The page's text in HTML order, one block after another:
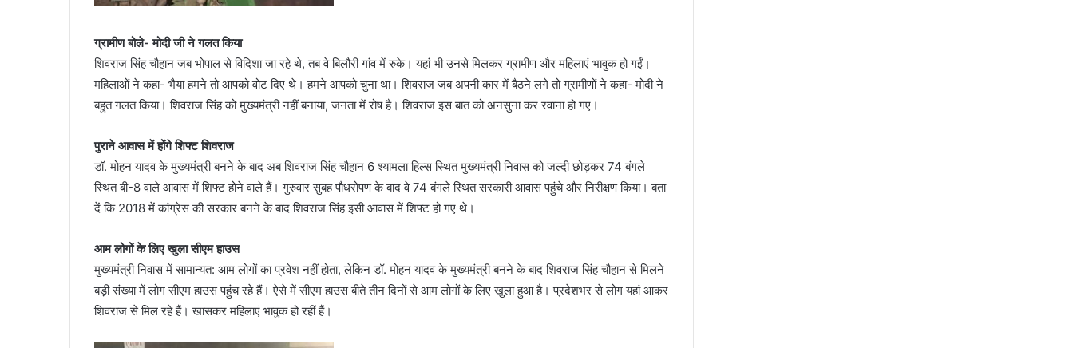
ग्रामीण बोले- मोदी जी ने गलत किया
शिवराज सिंह चौहान जब भोपाल से विदिशा जा रहे थे, तब वे बिलौरी गांव में रुके। यहां भी उनसे मिलकर ग्रामीण और महिलाएं भावुक हो गईं।
महिलाओं ने कहा- भैया हमने तो आपको वोट दिए थे। हमने आपको चुना था। शिवराज जब अपनी कार में बैठने लगे तो ग्रामीणों ने कहा- मोदी ने
बहुत गलत किया। शिवराज सिंह को मुख्यमंत्री नहीं बनाया, जनता में रोष है। शिवराज इस बात को अनसुना कर रवाना हो गए।
पुराने आवास में होंगे शिफ्ट शिवराज
डॉ. मोहन यादव के मुख्यमंत्री बनने के बाद अब शिवराज सिंह चौहान 6 श्यामला हिल्स स्थित मुख्यमंत्री निवास को जल्दी छोड़कर 74 बंगले
स्थित बी-8 वाले आवास में शिफ्ट होने वाले हैं। गुरुवार सुबह पौधरोपण के बाद वे 74 बंगले स्थित सरकारी आवास पहुंचे और निरीक्षण किया। बता
दें कि 2018 में कांग्रेस की सरकार बनने के बाद शिवराज सिंह इसी आवास में शिफ्ट हो गए थे।
आम लोगों के लिए खुला सीएम हाउस
मुख्यमंत्री निवास में सामान्यत: आम लोगों का प्रवेश नहीं होता, लेकिन डॉ. मोहन यादव के मुख्यमंत्री बनने के बाद शिवराज सिंह चौहान से मिलने
बड़ी संख्या में लोग सीएम हाउस पहुंच रहे हैं। ऐसे में सीएम हाउस बीते तीन दिनों से आम लोगों के लिए खुला हुआ है। प्रदेशभर से लोग यहां आकर
शिवराज से मिल रहे हैं। खासकर महिलाएं भावुक हो रहीं हैं।